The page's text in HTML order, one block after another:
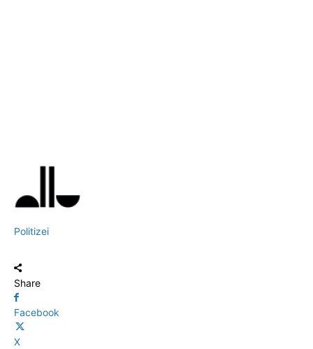
Politizei
Share
Facebook
X